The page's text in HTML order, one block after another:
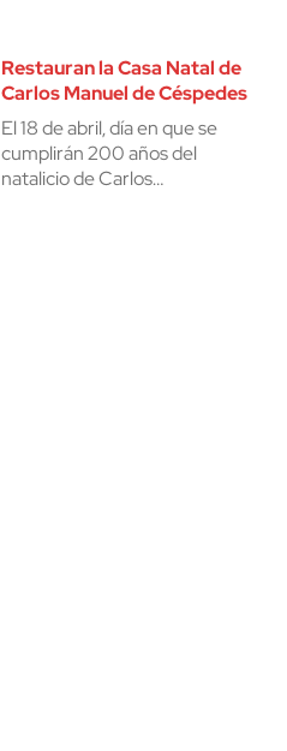
Restauran la Casa Natal de
Carlos Manuel de Céspedes
El 18 de abril, día en que se
cumplirán 200 años del
natalicio de Carlos…